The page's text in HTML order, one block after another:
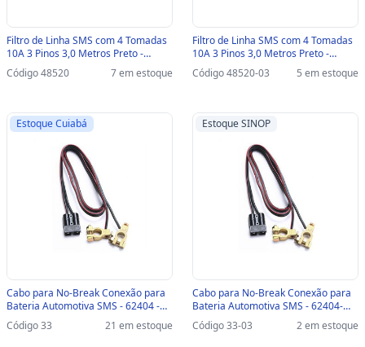
Filtro de Linha SMS com 4 Tomadas
10A 3 Pinos 3,0 Metros Preto -
62329 - 62329
Código 48520 7 em estoque
Filtro de Linha SMS com 4 Tomadas
10A 3 Pinos 3,0 Metros Preto -
62329-SINOP-03 - 62329
Código 48520-03 5 em estoque
Estoque Cuiabá
Cabo para No-Break Conexão para
Bateria Automotiva SMS - 62404 -
62404
Código 33 21 em estoque
Estoque SINOP
Cabo para No-Break Conexão para
Bateria Automotiva SMS - 62404-
SINOP-03 - 62404
Código 33-03 2 em estoque